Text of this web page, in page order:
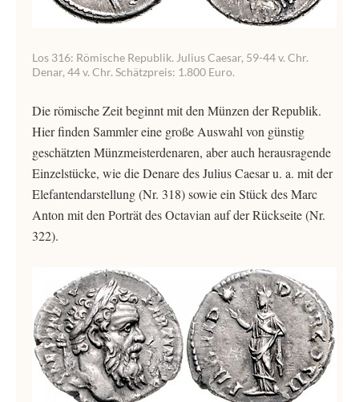
Los 316: Römische Republik. Julius Caesar, 59-44 v. Chr.
Denar, 44 v. Chr. Schätzpreis: 1.800 Euro.
Die römische Zeit beginnt mit den Münzen der Republik.
Hier finden Sammler eine große Auswahl von günstig
geschätzten Münzmeisterdenaren, aber auch herausragende
Einzelstücke, wie die Denare des Julius Caesar u. a. mit der
Elefantendarstellung (Nr. 318) sowie ein Stück des Marc
Anton mit den Porträt des Octavian auf der Rückseite (Nr.
322).